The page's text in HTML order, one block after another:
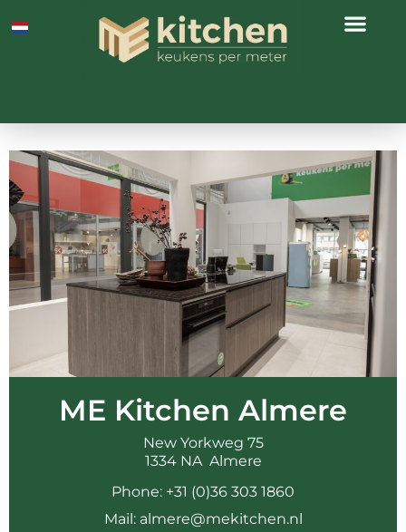
ME Kitchen Almere
New Yorkweg 75
1334 NA Almere
Phone: +31 (0)36 303 1860
Mail: almere@mekitchen.nl